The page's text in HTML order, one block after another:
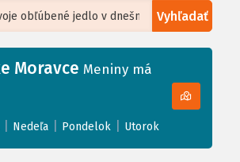
Vyhľadať
, Tiles courtesy ofHumanitarian OpenStreetMap
Moravce Meniny má
Nedeľa Pondelok Utorok